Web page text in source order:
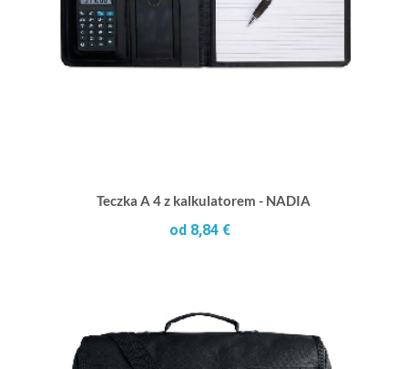
Teczka A 4 z kalkulatorem - NADIA
od 8,84 €